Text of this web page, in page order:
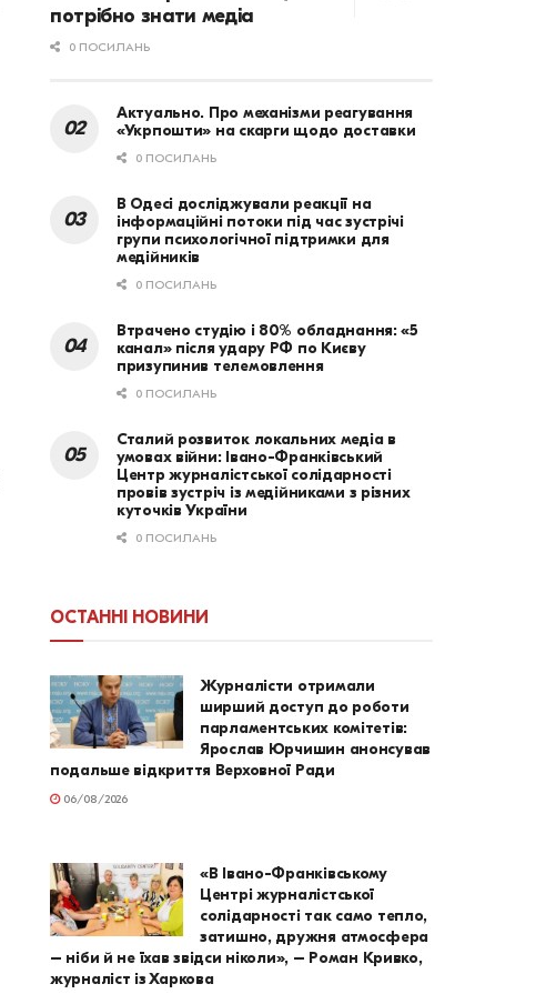
потрібно знати медіа
0 ПОСИЛАНЬ
Актуально. Про механізми реагування
«Укрпошти» на скарги щодо доставки
0 ПОСИЛАНЬ
В Одесі досліджували реакції на
інформаційні потоки під час зустрічі
групи психологічної підтримки для
медійників
0 ПОСИЛАНЬ
Втрачено студію і 80% обладнання: «5
канал» після удару РФ по Києву
призупинив телемовлення
0 ПОСИЛАНЬ
Сталий розвиток локальних медіа в
умовах війни: Івано-Франківський
Центр журналістської солідарності
провів зустріч із медійниками з різних
куточків України
0 ПОСИЛАНЬ
ОСТАННІ НОВИНИ
Журналісти отримали
ширший доступ до роботи
парламентських комітетів:
Ярослав Юрчишин анонсував
подальше відкриття Верховної Ради
06/08/2026
«В Івано-Франківському
Центрі журналістської
солідарності так само тепло,
затишно, дружня атмосфера
– ніби й не їхав звідси ніколи», – Роман Кривко,
журналіст із Харкова